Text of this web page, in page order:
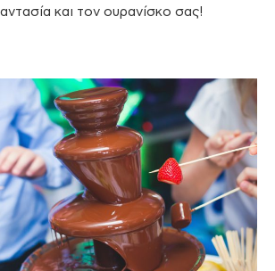
και τον ουρανίσκο σας!